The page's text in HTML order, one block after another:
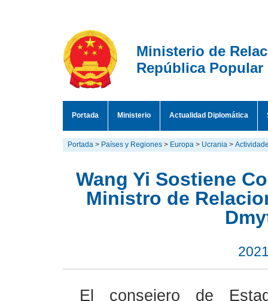
Ministerio de
República Popular
Portada Ministerio Actualidad Diplomática
Portada > Países y Regiones > Europa > Ucrania >
Wang Yi Sostiene
Ministro de
El consejero de